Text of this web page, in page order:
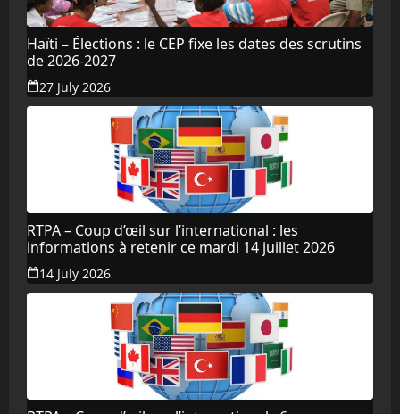
Haïti – Élections : le CEP fixe les dates des scrutins
de 2026-2027
27 July 2026
RTPA – Coup d’œil sur l’international : les
informations à retenir ce mardi 14 juillet 2026
14 July 2026